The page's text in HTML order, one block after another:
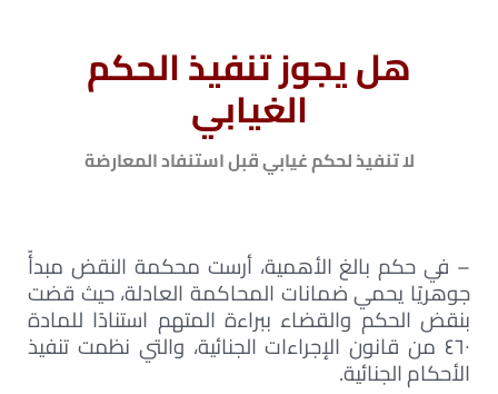
هل يجوز تنفيذ الحكم
الغيابي
لا تنفيذ لحكم غيابي قبل استنفاد المعارضة
– في حكم بالغ الأهمية، أرست محكمة النقض مبدأً
جوهريًا يحمي ضمانات المحاكمة العادلة، حيث قضت
بنقض الحكم والقضاء ببراءة المتهم استنادًا للمادة
٤٦٠ من قانون الإجراءات الجنائية، والتي نظمت تنفيذ
الأحكام الجنائية.